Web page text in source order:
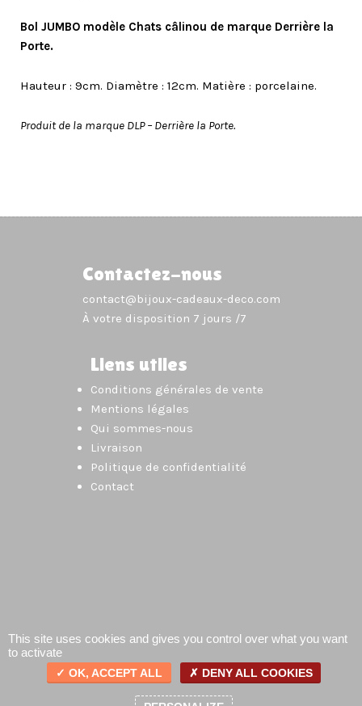
Bol JUMBO modèle Chats câlinou de marque Derrière la
Porte.
Hauteur : 9cm. Diamètre : 12cm. Matière : porcelaine.
Produit de la marque DLP – Derrière la Porte.
Contactez-nous
contact@bijoux-cadeaux-deco.com
À votre disposition 7 jours /7
Liens utiles
Conditions générales de vente
Mentions légales
Qui sommes-nous
Livraison
Politique de confidentialité
Contact
This site uses cookies and gives you control over what you want
to activate
OK, ACCEPT ALL DENY ALL COOKIES